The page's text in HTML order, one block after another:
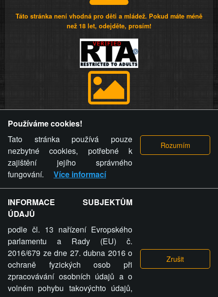
Táto stránka není vhodná pro děti a mládež. Pokud máte méně
než 18 let, odejděte, prosím!
videa a komentáře. Osoba, které se toto opatření provozovatele
stránky týče, ani osoba, která umístila fotografii nebo video na
stránku, nemůže z důvodu odstranění fotografie, videa nebo
komentáře pro výše uvedenou okolnost uplatnit vůči
provozovateli stránky žádný nárok na náhradu škody nebo
nemajetkové újmy.
ZVRÁCENÝ.CZ - Svět není zvrácenej. To jen
ty lidi...
ZVRÁCENÝ.CZ
Používáme cookies!
Tato stránka používá pouze
nezbytné cookies, potřebné k
zajištění jejího správného
fungování.
Více informací
INFORMACE SUBJEKTŮM
ÚDAJŮ
podle čl. 13 nařízení Evropského
parlamentu a Rady (EU) č.
2016/679 ze dne 27. dubna 2016 o
ochraně fyzických osob při
zpracovávání osobních údajů a o
volném pohybu takovýchto údajů,